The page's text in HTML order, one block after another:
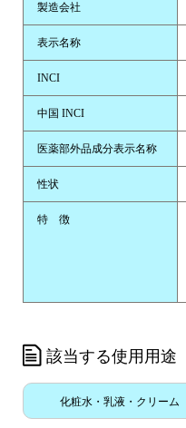
製造会社
表示名称
INCI
中国 INCI
医薬部外品成分表示名称
性状
特 徴
該当する使用用途
化粧水・乳液・クリーム